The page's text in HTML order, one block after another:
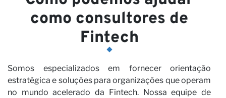
como consultores de
Fintech
Somos especializados em fornecer orientação
estratégica e soluções para organizações que operam
no mundo acelerado da Fintech. Nossa equipe de